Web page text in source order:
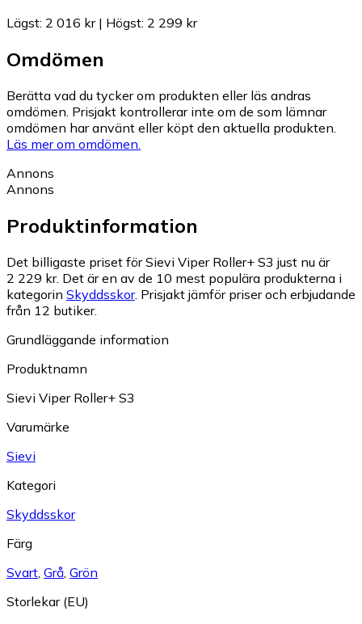
Lägst: 2 016 kr| Högst: 2 299 kr
Omdömen
Berätta vad du tycker om produkten eller läs andras
omdömen. Prisjakt kontrollerar inte om de som lämnar
omdömen har använt eller köpt den aktuella produkten.
Läs mer om omdömen.
Annons
Annons
Produktinformation
Det billigaste priset för Sievi Viper Roller+ S3 just nu är
2 229 kr. Det är en av de 10 mest populära produkterna i
kategorin Skyddsskor. Prisjakt jämför priser och erbjudande
från 12 butiker.
Grundläggande information
Produktnamn
Sievi Viper Roller+ S3
Varumärke
Sievi
Kategori
Skyddsskor
Färg
Svart Grå Grön
Storlekar (EU)